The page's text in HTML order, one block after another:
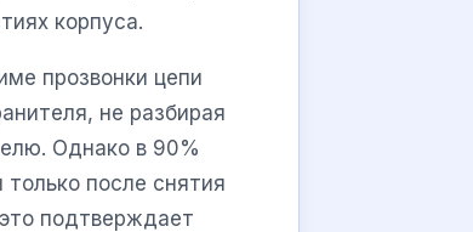
корпуса.
прозвонки цепи
не разбирая
Однако в 90%
после снятия
подтверждает